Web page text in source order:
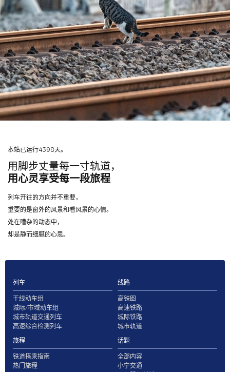
本站已运行4398天。
用脚步丈量每一寸轨道，
用心灵享受每一段旅程
列车开往的方向并不重要，
重要的是窗外的风景和看风景的心情。
处在嘈杂的动态中，
却是静而细腻的心思。
列车
干线动车组
城际/市域动车组
城市轨道交通列车
高速综合检测列车
线路
高铁图
高速铁路
城际铁路
城市轨道
旅程
铁道搭乘指南
热门旅程
话题
全部内容
小宁交通